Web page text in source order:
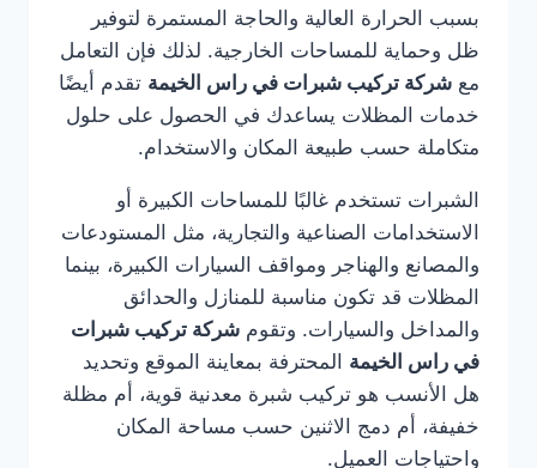
بسبب الحرارة العالية والحاجة المستمرة لتوفير
ظل وحماية للمساحات الخارجية. لذلك فإن التعامل
مع شركة تركيب شبرات في راس الخيمة تقدم أيضًا
خدمات المظلات يساعدك في الحصول على حلول
متكاملة حسب طبيعة المكان والاستخدام.
الشبرات تستخدم غالبًا للمساحات الكبيرة أو
الاستخدامات الصناعية والتجارية، مثل المستودعات
والمصانع والهناجر ومواقف السيارات الكبيرة، بينما
المظلات قد تكون مناسبة للمنازل والحدائق
والمداخل والسيارات. وتقوم شركة تركيب شبرات
في راس الخيمة المحترفة بمعاينة الموقع وتحديد
هل الأنسب هو تركيب شبرة معدنية قوية، أم مظلة
خفيفة، أم دمج الاثنين حسب مساحة المكان
واحتياجات العميل.